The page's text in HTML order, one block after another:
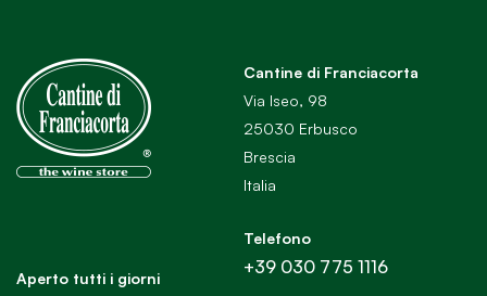
Aperto tutti i giorni
Cantine di Franciacorta
Via Iseo, 98
25030 Erbusco
Brescia
Italia
Telefono
+39 030 775 1116